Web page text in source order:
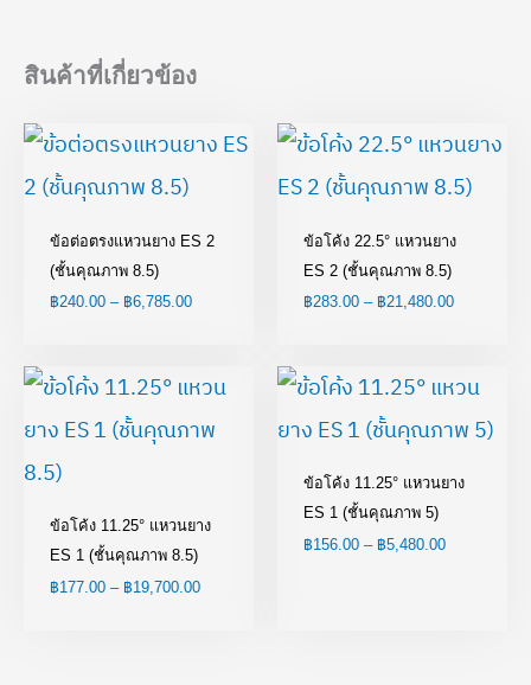
สินค้าที่เกี่ยวข้อง
ข้อต่อตรงแหวนยาง ES 2
(ชั้นคุณภาพ 8.5)
฿240.00 – ฿6,785.00
range:
ข้อโค้ง 22.5° แหวนยาง
ES 2 (ชั้นคุณภาพ 8.5)
฿283.00 – ฿21,480.00
range:
through
ข้อโค้ง 11.25° แหวนยาง
ES 1 (ชั้นคุณภาพ 8.5)
฿177.00 – ฿19,700.00
range:
through
ข้อโค้ง 11.25° แหวนยาง
ES 1 (ชั้นคุณภาพ 5)
฿156.00 – ฿5,480.00
range:
through